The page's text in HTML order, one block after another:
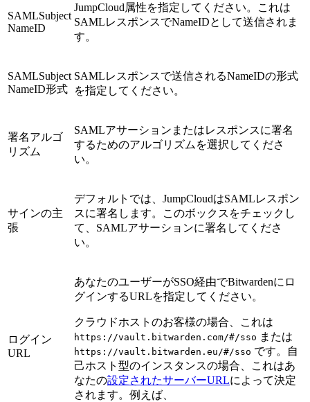
SAMLSubject
NameID
JumpCloud属性を指定してください。これは
SAMLレスポンスでNameIDとして送信されま
す。
SAMLSubject
NameID形式
SAMLレスポンスで送信されるNameIDの形式
を指定してください。
署名アルゴ
リズム
SAMLアサーションまたはレスポンスに署名
するためのアルゴリズムを選択してくださ
い。
サインの主
張
デフォルトでは、JumpCloudはSAMLレスポン
スに署名します。このボックスをチェックし
て、SAMLアサーションに署名してくださ
い。
ログイン
URL
あなたのユーザーがSSO経由でBitwardenにロ
グインするURLを指定してください。
クラウドホストのお客様の場合、これは
https://vault.bitwarden.com/#/sso または
https://vault.bitwarden.eu/#/sso です。自
己ホスト型のインスタンスの場合、これはあ
なたの設定されたサーバーURLによって決定
されます。例えば、